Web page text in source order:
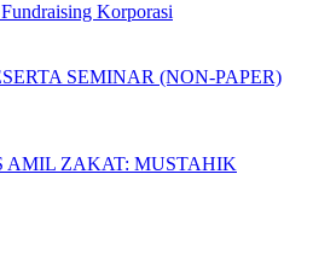
Korporasi
SEMINAR (NON-PAPER)
AMIL ZAKAT: MUSTAHIK